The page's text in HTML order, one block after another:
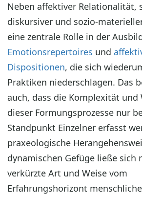
Neben affektiver Relationalität,
diskursiver und sozio-
eine zentrale Rolle in der
Emotionsrepertoires und
Dispositionen, die sich
Praktiken niederschlagen. Das
auch, dass die Komplexität
dieser Formungsprozesse nur
Standpunkt Einzelner erfasst
praxeologische
dynamischen Gefüge ließe sich
verkürzte Art und Weise vom
Erfahrungshorizont